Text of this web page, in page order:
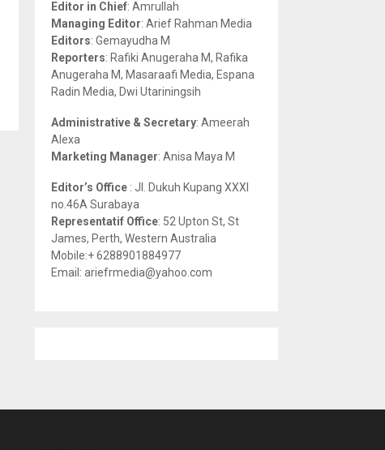
r
:
R
H
Editor in Chief: Amrullah
Managing Editor: Arief Rahman Media
Editors: Gemayudha M
Reporters: Rafiki Anugeraha M, Rafika
Anugeraha M, Masaraafi Media, Espana
Radin Media, Dwi Utariningsih
Administrative & Secretary: Ameerah
Alexa
Marketing Manager: Anisa Maya M
Editor’s Office : Jl. Dukuh Kupang XXXI
no.46A Surabaya
Representatif Office: 52 Upton St, St
James, Perth, Western Australia
Mobile:+ 6288901884977
Email: ariefrmedia@yahoo.com